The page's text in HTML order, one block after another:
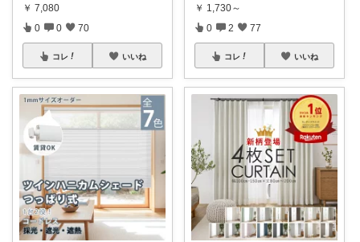
￥ 7,080
0 0 70
コレ いいね
￥ 1,730～
0 2 77
コレ いいね